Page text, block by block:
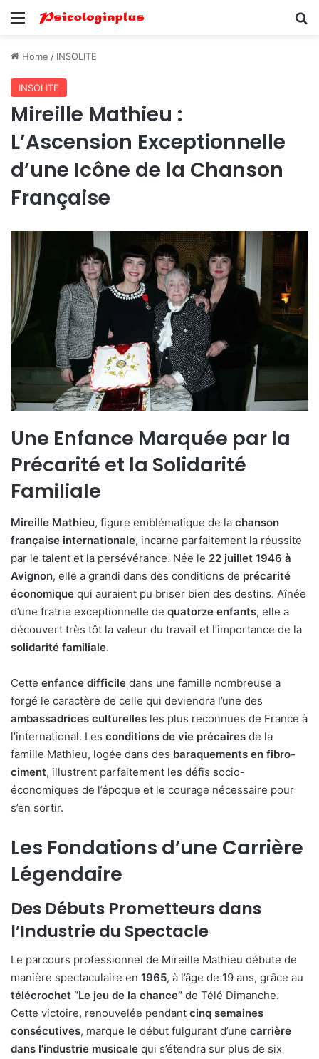
Menu
Home / INSOLITE
INSOLITE
Mireille Mathieu :
L’Ascension Exceptionnelle
d’une Icône de la Chanson
Française
Une Enfance Marquée par la
Précarité et la Solidarité
Familiale
Mireille Mathieu, figure emblématique de la chanson
française internationale, incarne parfaitement la réussite
par le talent et la persévérance. Née le 22 juillet 1946 à
Avignon, elle a grandi dans des conditions de précarité
économique qui auraient pu briser bien des destins. Aînée
d’une fratrie exceptionnelle de quatorze enfants, elle a
découvert très tôt la valeur du travail et l’importance de la
solidarité familiale.
Cette enfance difficile dans une famille nombreuse a
forgé le caractère de celle qui deviendra l’une des
ambassadrices culturelles les plus reconnues de France à
l’international. Les conditions de vie précaires de la
famille Mathieu, logée dans des baraquements en fibro-
ciment, illustrent parfaitement les défis socio-
économiques de l’époque et le courage nécessaire pour
s’en sortir.
Les Fondations d’une Carrière
Légendaire
Des Débuts Prometteurs dans
l’Industrie du Spectacle
Le parcours professionnel de Mireille Mathieu débute de
manière spectaculaire en 1965, à l’âge de 19 ans, grâce au
télécrochet “Le jeu de la chance” de Télé Dimanche.
Cette victoire, renouvelée pendant cinq semaines
consécutives, marque le début fulgurant d’une carrière
dans l’industrie musicale qui s’étendra sur plus de six